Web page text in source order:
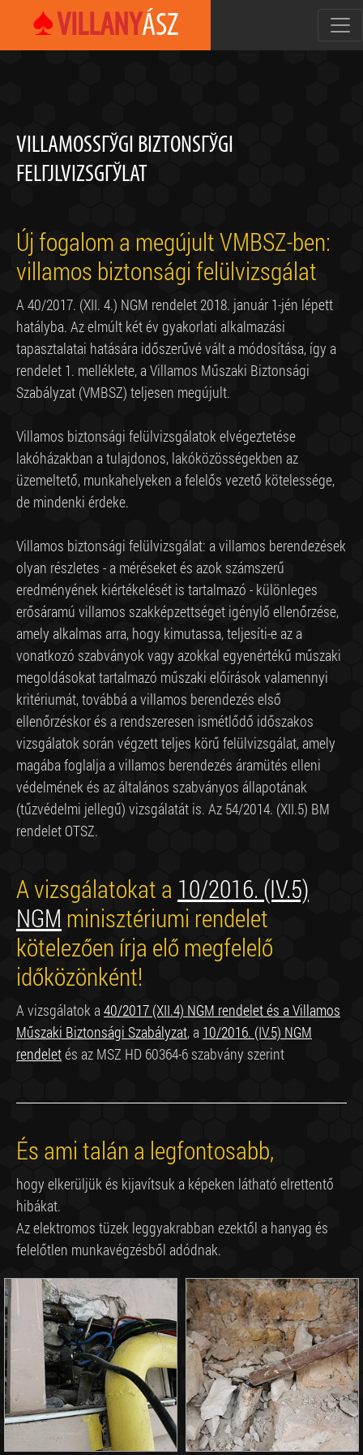
♠VILLANYÁSZ
VILLAMOSSГЎGI BIZTONSГЎGI
FELГЈLVIZSGГЎLAT
Új fogalom a megújult VMBSZ-ben:
villamos biztonsági felülvizsgálat
A 40/2017. (XII. 4.) NGM rendelet 2018. január 1-jén lépett
hatályba. Az elmúlt két év gyakorlati alkalmazási
tapasztalatai hatására időszerűvé vált a módosítása, így a
rendelet 1. melléklete, a Villamos Műszaki Biztonsági
Szabályzat (VMBSZ) teljesen megújult.
Villamos biztonsági felülvizsgálatok elvégeztetése
lakóházakban a tulajdonos, lakóközösségekben az
üzemeltető, munkahelyeken a felelős vezető kötelessége,
de mindenki érdeke.
Villamos biztonsági felülvizsgálat: a villamos berendezések
olyan részletes - a méréseket és azok számszerű
eredményének kiértékelését is tartalmazó - különleges
erősáramú villamos szakképzettséget igénylő ellenőrzése,
amely alkalmas arra, hogy kimutassa, teljesíti-e az a
vonatkozó szabványok vagy azokkal egyenértékű műszaki
megoldásokat tartalmazó műszaki előírások valamennyi
kritériumát, továbbá a villamos berendezés első
ellenőrzéskor és a rendszeresen ismétlődő időszakos
vizsgálatok során végzett teljes körű felülvizsgálat, amely
magába foglalja a villamos berendezés áramütés elleni
védelmének és az általános szabványos állapotának
(tűzvédelmi jellegű) vizsgálatát is. Az 54/2014. (XII.5) BM
rendelet OTSZ.
A vizsgálatokat a 10/2016. (IV.5)
NGM minisztériumi rendelet
kötelezően írja elő megfelelő
időközönként!
A vizsgálatok a40/2017 (XII.4) NGM rendelet és a Villamos
Műszaki Biztonsági Szabályzat, a 10/2016. (IV.5) NGM
rendeletés az MSZ HD 60364-6 szabvány szerint
És ami talán a legfontosabb,
hogy elkerüljük és kijavítsuk a képeken látható elrettentő
hibákat.
Az elektromos tüzek leggyakrabban ezektől a hanyag és
felelőtlen munkavégzésből adódnak.